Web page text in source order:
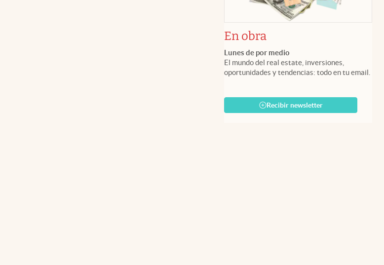
En obra
Lunes de por medio
El mundo del real estate, inversiones,
oportunidades y tendencias: todo en tu email.
Recibir newsletter